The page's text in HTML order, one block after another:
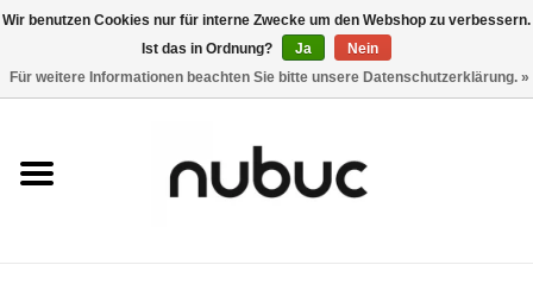
0 Artikel - CHF 0,00
Damen
Wir benutzen Cookies nur für interne Zwecke um den Webshop zu verbessern.
Ist das in Ordnung?
Ja
Nein
Für weitere Informationen beachten Sie bitte unsere Datenschutzerklärung. »